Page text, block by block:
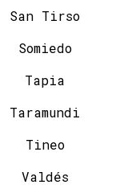
San Tirso
Somiedo
Tapia
Taramundi
Tineo
Valdés